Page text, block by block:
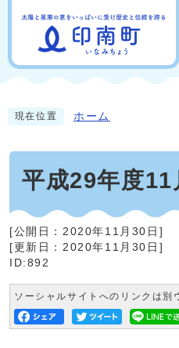
現在位置 ホーム
平成29年度11
[公開日： 2020年11月30日 ]
[更新日： 2020年11月30日 ]
ID:892
ソーシャルサイトへのリンクは別